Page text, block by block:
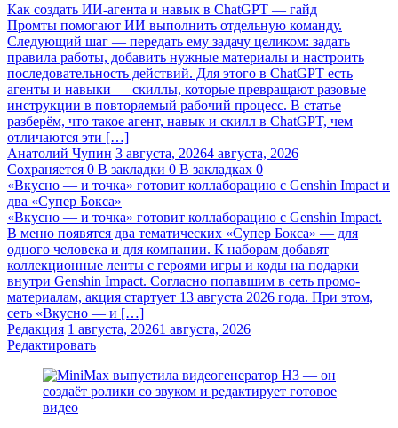
Как создать ИИ-агента и навык в ChatGPT — гайд
Промты помогают ИИ выполнить отдельную команду.
Следующий шаг — передать ему задачу целиком: задать
правила работы, добавить нужные материалы и настроить
последовательность действий. Для этого в ChatGPT есть
агенты и навыки — скиллы, которые превращают разовые
инструкции в повторяемый рабочий процесс. В статье
разберём, что такое агент, навык и скилл в ChatGPT, чем
отличаются эти […]
Анатолий Чупин 3 августа, 20264 августа, 2026
Сохраняется 0 В закладки 0 В закладках 0
«Вкусно — и точка» готовит коллаборацию с Genshin Impact и
два «Супер Бокса»
«Вкусно — и точка» готовит коллаборацию с Genshin Impact.
В меню появятся два тематических «Супер Бокса» — для
одного человека и для компании. К наборам добавят
коллекционные ленты с героями игры и коды на подарки
внутри Genshin Impact. Согласно попавшим в сеть промо-
материалам, акция стартует 13 августа 2026 года. При этом,
сеть «Вкусно — и […]
Редакция 1 августа, 20261 августа, 2026
Редактировать